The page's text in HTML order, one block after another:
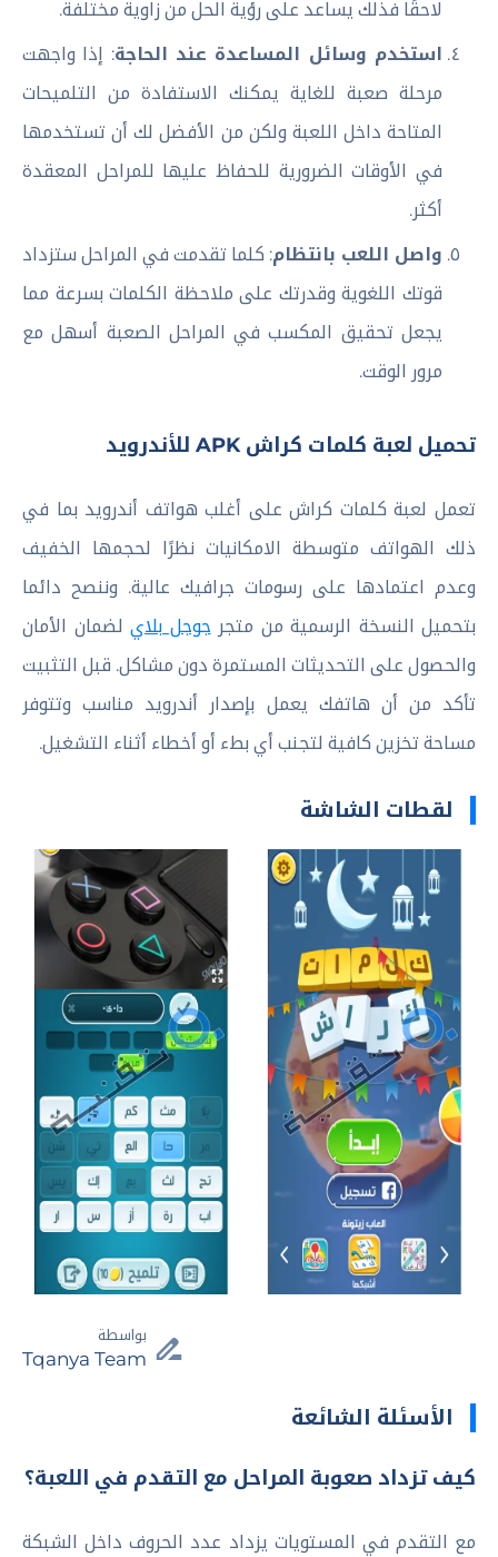
لاحقًا فذلك يساعد على رؤية الحل من زاوية مختلفة.
استخدم وسائل المساعدة عند الحاجة: إذا واجهت
مرحلة صعبة للغاية يمكنك الاستفادة من التلميحات
المتاحة داخل اللعبة ولكن من الأفضل لك أن تستخدمها
في الأوقات الضرورية للحفاظ عليها للمراحل المعقدة
أكثر.
واصل اللعب بانتظام: كلما تقدمت في المراحل ستزداد
قوتك اللغوية وقدرتك على ملاحظة الكلمات بسرعة مما
يجعل تحقيق المكسب في المراحل الصعبة أسهل مع
مرور الوقت.
تحميل لعبة كلمات كراش APK للأندرويد
تعمل لعبة كلمات كراش على أغلب هواتف أندرويد بما في
ذلك الهواتف متوسطة الامكانيات نظرًا لحجمها الخفيف
وعدم اعتمادها على رسومات جرافيك عالية. وننصح دائما
بتحميل النسخة الرسمية من متجر جوجل بلاي لضمان الأمان
والحصول على التحديثات المستمرة دون مشاكل. قبل التثبيت
تأكد من أن هاتفك يعمل بإصدار أندرويد مناسب وتتوفر
مساحة تخزين كافية لتجنب أي بطء أو أخطاء أثناء التشغيل.
لقطات الشاشة
بواسطة
Tqanya Team
الأسئلة الشائعة
كيف تزداد صعوبة المراحل مع التقدم في اللعبة؟
مع التقدم في المستويات يزداد عدد الحروف داخل الشبكة